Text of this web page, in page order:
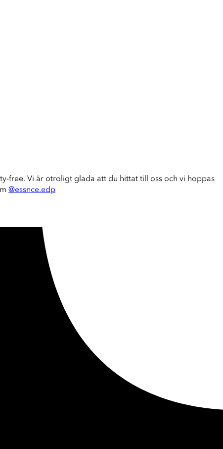
free. Vi är otroligt glada att du hittat till oss och vi hoppas
@essnce.edp